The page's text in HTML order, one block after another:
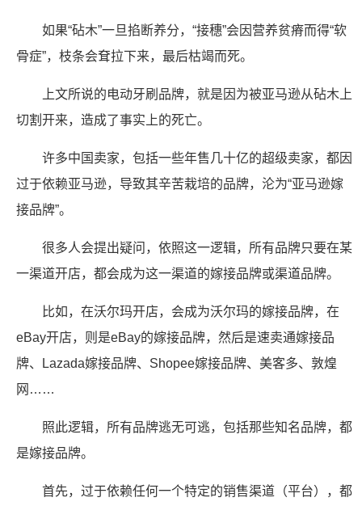
如果“砧木”一旦掐断养分，“接穗”会因营养贫瘠而得“软
骨症”，枝条会耷拉下来，最后枯竭而死。
上文所说的电动牙刷品牌，就是因为被亚马逊从砧木上
切割开来，造成了事实上的死亡。
许多中国卖家，包括一些年售几十亿的超级卖家，都因
过于依赖亚马逊，导致其辛苦栽培的品牌，沦为“亚马逊嫁
接品牌”。
很多人会提出疑问，依照这一逻辑，所有品牌只要在某
一渠道开店，都会成为这一渠道的嫁接品牌或渠道品牌。
比如，在沃尔玛开店，会成为沃尔玛的嫁接品牌，在
eBay开店，则是eBay的嫁接品牌，然后是速卖通嫁接品
牌、Lazada嫁接品牌、Shopee嫁接品牌、美客多、敦煌
网……
照此逻辑，所有品牌逃无可逃，包括那些知名品牌，都
是嫁接品牌。
首先，过于依赖任何一个特定的销售渠道（平台），都